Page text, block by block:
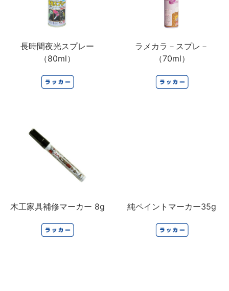
長時間夜光スプレー
（80ml）
ラメカラ－スプレ－
（70ml）
木工家具補修マーカー 8g 純ペイントマーカー35g